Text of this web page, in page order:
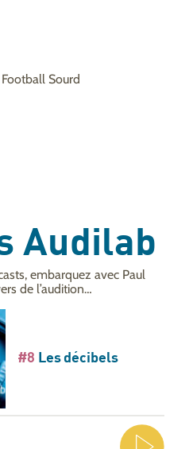
Sourd
Audilab
embarquez avec Paul
de l’audition…
#8 Les décibels